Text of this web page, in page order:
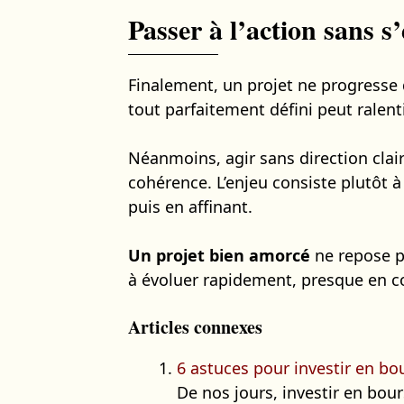
Passer à l’action sans
Finalement, un projet ne progresse
tout parfaitement défini peut
Néanmoins, agir sans direction
cohérence. L’enjeu consiste plutôt
puis en affinant.
Un projet bien amorcé ne repose
à évoluer rapidement, presque en
Articles connexes
6 astuces pour investir en
De nos jours, investir en